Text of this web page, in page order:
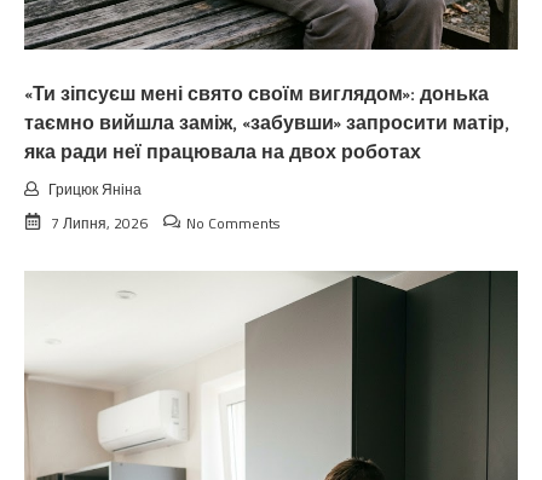
«Ти зіпсуєш мені свято своїм виглядом»: донька
таємно вийшла заміж, «забувши» запросити матір,
яка ради неї працювала на двох роботах
Грицюк Яніна
7 Липня, 2026
No Comments